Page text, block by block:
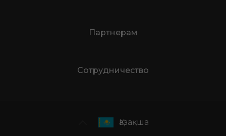
Партнерам
Сотрудничество
Қазақша